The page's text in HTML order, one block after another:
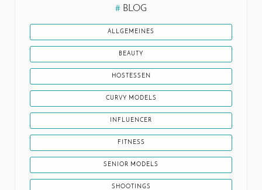
# BLOG
ALLGEMEINES
BEAUTY
HOSTESSEN
CURVY MODELS
INFLUENCER
FITNESS
SENIOR MODELS
SHOOTINGS